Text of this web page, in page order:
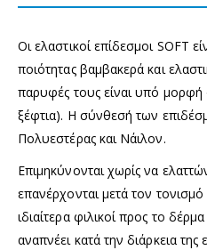
Οι ελαστικοί επίδεσμοι SOFT
ποιότητας βαμβακερά και
παρυφές τους είναι υπό μορφή
ξέφτια). Η σύνθεσή των
Πολυεστέρας και Νάιλον.
Επιμηκύνονται χωρίς να
επανέρχονται μετά τον
ιδιαίτερα φιλικοί προς το
αναπνέει κατά την διάρκεια